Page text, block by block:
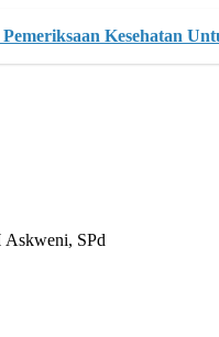
Kesehatan
SPd